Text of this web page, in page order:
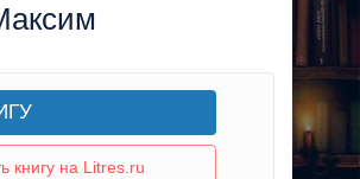
книгу на Litres.ru